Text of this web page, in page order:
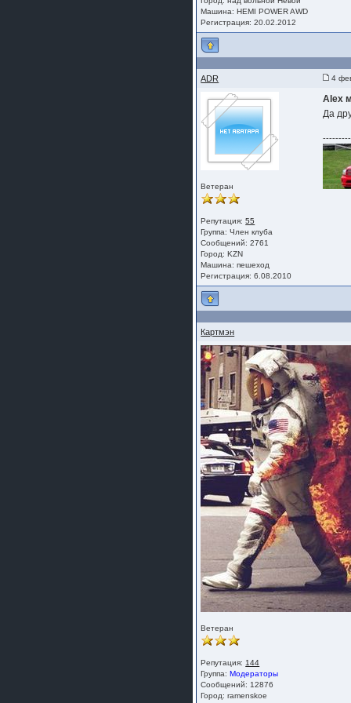
Машина: HEMI POWER AWD
Регистрация: 20.02.2012
ADR 4
Ветеран
Репутация:55
Группа:Член клуба
Сообщений: 2761
Город: KZN
Машина: пешеход
Регистрация: 6.08.2010
Alex
Да
Картмэн
Ветеран
Репутация: 144
Группа:Модераторы
Сообщений: 12876
Город: ramenskoe